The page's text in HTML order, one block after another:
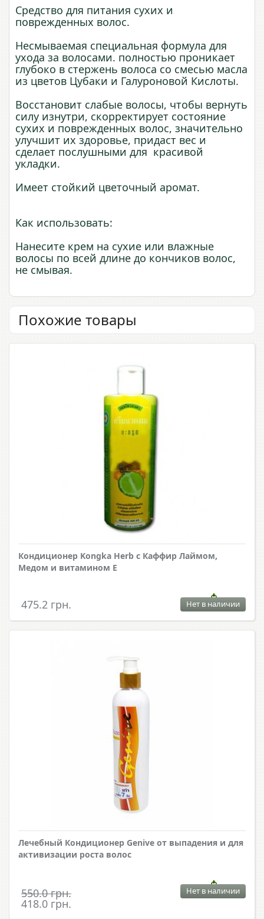
Средство для питания сухих и
поврежденных волос.
Несмываемая специальная формула для
ухода за волосами. полностью проникает
глубоко в стержень волоса со смесью масла
из цветов Цубаки и Галуроновой Кислоты.
Восстановит слабые волосы, чтобы вернуть
силу изнутри, скорректирует состояние
сухих и поврежденных волос, значительно
улучшит их здоровье, придаст вес и
сделает послушными для красивой
укладки.
Имеет стойкий цветочный аромат.
Как использовать:
Нанесите крем на сухие или влажные
волосы по всей длине до кончиков волос,
не смывая.
Похожие товары
Кондиционер Kongka Herb с Каффир Лаймом,
Медом и витамином Е
475.2 грн. Нет в наличии
Лечебный Кондиционер Genive от выпадения и для
активизации роста волос
550.0 грн.
418.0 грн.
Нет в наличии